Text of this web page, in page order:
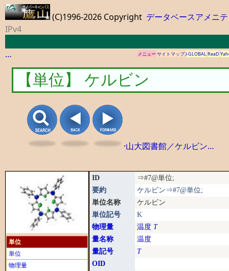
(C)1996-2026 Copyright データベースアメニ
IPv4
… メニューサイトマップJ-GLOBALReaD
【単位】 ケルビン
·山大図書館／ケルビン…
単位
単位
物理量
ID
⇒#7@単位;
要約
ケルビン⇒#7@単位;
単位名称
ケルビン
単位記号
K
物理量
温度 T
量名称
温度
量記号
T
OID